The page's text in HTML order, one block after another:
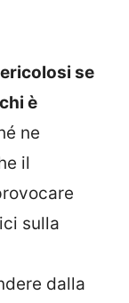
se
è
ne
il
sulla
dalla